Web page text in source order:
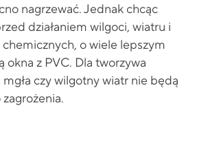
nagrzewać. Jednak chcąc
działaniem wilgoci, wiatru i
o wiele lepszym
okna z PVC. Dla tworzywa
czy wilgotny wiatr nie będą